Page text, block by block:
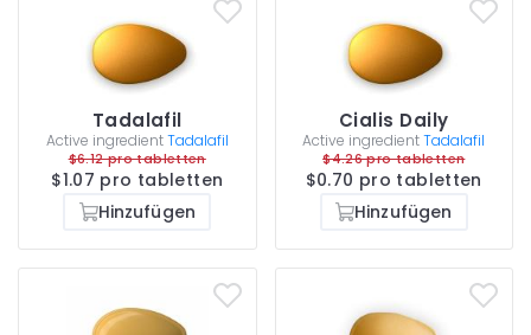
Tadalafil
Active ingredientTadalafil
$6.12 pro tabletten
$1.07 pro tabletten
Hinzufügen
Cialis Daily
Active ingredientTadalafil
$4.26 pro tabletten
$0.70 pro tabletten
Hinzufügen